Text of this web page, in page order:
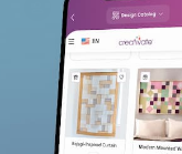
Emily McGinley